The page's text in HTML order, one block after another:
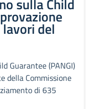
del
Guarantee (PANGI)
della Commissione
di 635